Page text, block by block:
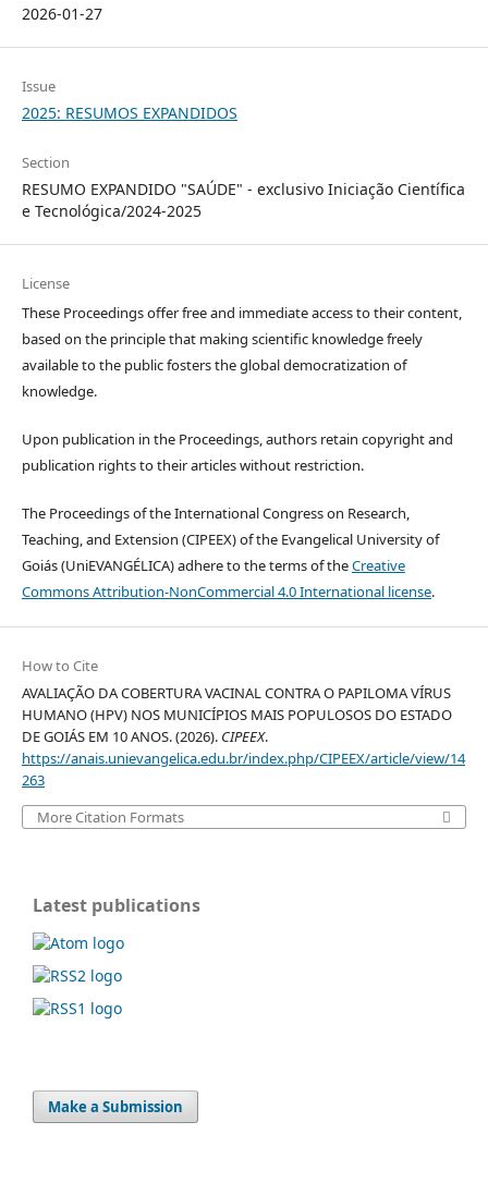
2026-01-27
Issue
2025: RESUMOS EXPANDIDOS
Section
RESUMO EXPANDIDO "SAÚDE" - exclusivo Iniciação Científica
e Tecnológica/2024-2025
License
These Proceedings offer free and immediate access to their content,
based on the principle that making scientific knowledge freely
available to the public fosters the global democratization of
knowledge.
Upon publication in the Proceedings, authors retain copyright and
publication rights to their articles without restriction.
The Proceedings of the International Congress on Research,
Teaching, and Extension (CIPEEX) of the Evangelical University of
Goiás (UniEVANGÉLICA) adhere to the terms of theCreative
Commons Attribution-NonCommercial 4.0 International license.
How to Cite
AVALIAÇÃO DA COBERTURA VACINAL CONTRA O PAPILOMA VÍRUS
HUMANO (HPV) NOS MUNICÍPIOS MAIS POPULOSOS DO ESTADO
DE GOIÁS EM 10 ANOS. (2026). CIPEEX.
https://anais.unievangelica.edu.br/index.php/CIPEEX/article/view/14
263
More Citation Formats
Latest publications
Make a Submission